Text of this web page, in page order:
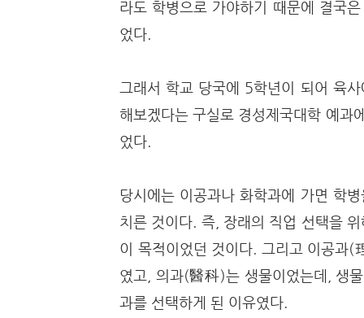
라도 학병으로 가야하기 때문에 결국
었다.
그래서 학교 당국에 5학년이 되어 육
해보겠다는 구실로 경성제국대학 예과
었다.
당시에는 이공과나 화학과에 가면 학
치른 것이다. 즉, 장래의 직업 선택을
이 목적이었던 것이다. 그리고 이공과
였고, 의과(醫科)는 생물이었는데, 생
과를 선택하게 된 이유였다.